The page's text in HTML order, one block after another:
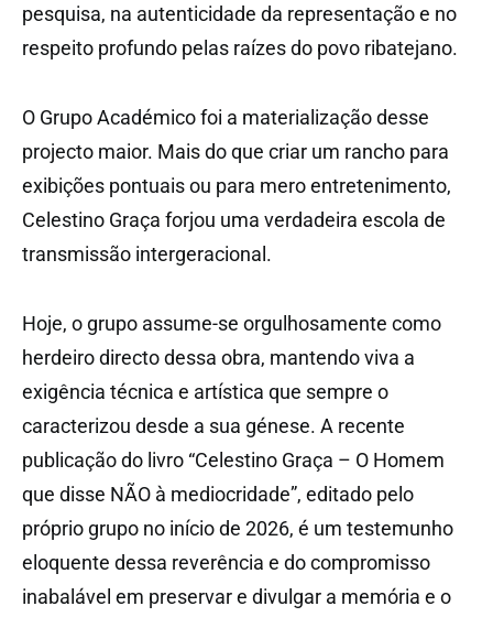
pesquisa, na autenticidade da representação e no
respeito profundo pelas raízes do povo ribatejano.
O Grupo Académico foi a materialização desse
projecto maior. Mais do que criar um rancho para
exibições pontuais ou para mero entretenimento,
Celestino Graça forjou uma verdadeira escola de
transmissão intergeracional.
Hoje, o grupo assume-se orgulhosamente como
herdeiro directo dessa obra, mantendo viva a
exigência técnica e artística que sempre o
caracterizou desde a sua génese. A recente
publicação do livro “Celestino Graça – O Homem
que disse NÃO à mediocridade”, editado pelo
próprio grupo no início de 2026, é um testemunho
eloquente dessa reverência e do compromisso
inabalável em preservar e divulgar a memória e o